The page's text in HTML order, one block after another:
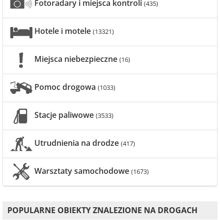
Fotoradary i miejsca kontroli (435)
Hotele i motele (13321)
Miejsca niebezpieczne (16)
Pomoc drogowa (1033)
Stacje paliwowe (3533)
Utrudnienia na drodze (417)
Warsztaty samochodowe (1673)
POPULARNE OBIEKTY ZNALEZIONE NA DROGACH